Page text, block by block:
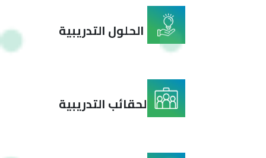
تصميم الحلول التدريبية
تطوير الحقائب التدريبية